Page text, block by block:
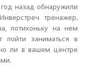
назад обнаружили
тренажер,
потихоньку на нем
пойти заниматься в
ли в вашем центре